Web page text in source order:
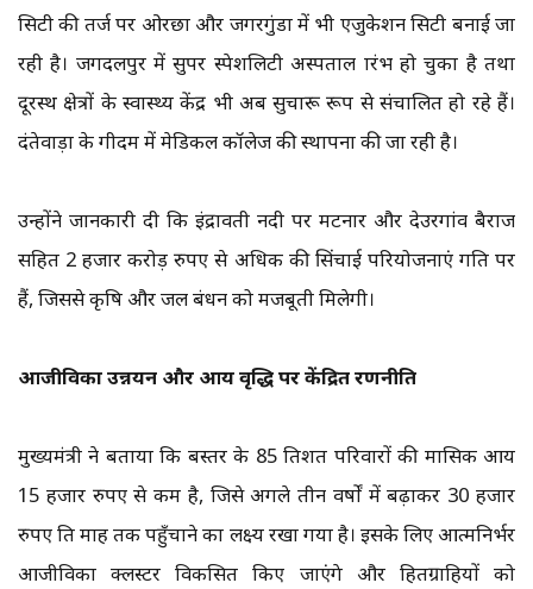
सिटी की तर्ज पर ओरछा और जगरगुंडा में भी एजुकेशन सिटी बनाई जा
रही है। जगदलपुर में सुपर स्पेशलिटी अस्पताल प्रारंभ हो चुका है तथा
दूरस्थ क्षेत्रों के स्वास्थ्य केंद्र भी अब सुचारू रूप से संचालित हो रहे हैं।
दंतेवाड़ा के गीदम में मेडिकल कॉलेज की स्थापना की जा रही है।
उन्होंने जानकारी दी कि इंद्रावती नदी पर मटनार और देउरगांव बैराज
सहित 2 हजार करोड़ रुपए से अधिक की सिंचाई परियोजनाएं प्रगति पर
हैं, जिससे कृषि और जल प्रबंधन को मजबूती मिलेगी।
आजीविका उन्नयन और आय वृद्धि पर केंद्रित रणनीति
मुख्यमंत्री ने बताया कि बस्तर के 85 प्रतिशत परिवारों की मासिक आय
15 हजार रुपए से कम है, जिसे अगले तीन वर्षों में बढ़ाकर 30 हजार
रुपए प्रति माह तक पहुँचाने का लक्ष्य रखा गया है। इसके लिए आत्मनिर्भर
आजीविका क्लस्टर विकसित किए जाएंगे और हितग्राहियों को